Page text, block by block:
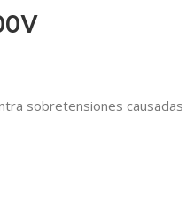
sobretensiones causadas